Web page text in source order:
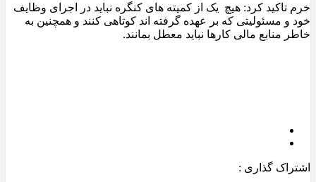
خرم تاکید کرد: هیچ یک از کمیته های کنگره نباید در اجرای وظایف
خود و مسئولیتی که بر عهده گرفته اند کوتاهی کنند و همچنین به
خاطر منابع مالی کارها نباید معطل بمانند.
اشتراک گذاری :